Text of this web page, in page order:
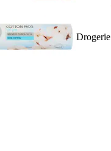
Drogerie